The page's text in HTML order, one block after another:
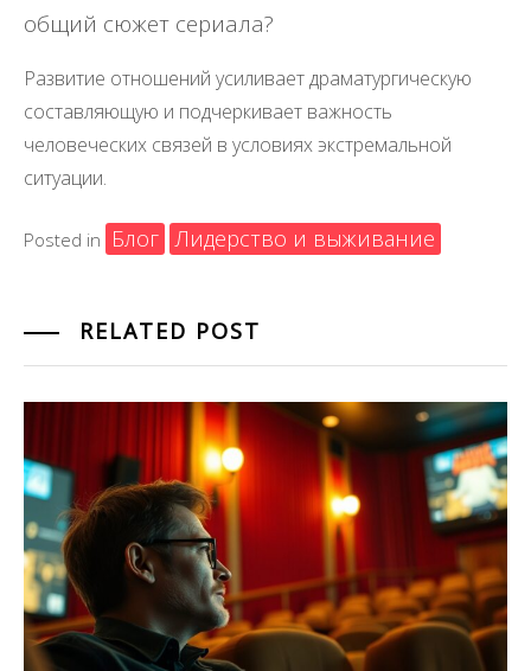
общий сюжет сериала?
Развитие отношений усиливает драматургическую
составляющую и подчеркивает важность
человеческих связей в условиях экстремальной
ситуации.
Posted in Блог Лидерство и выживание
RELATED POST